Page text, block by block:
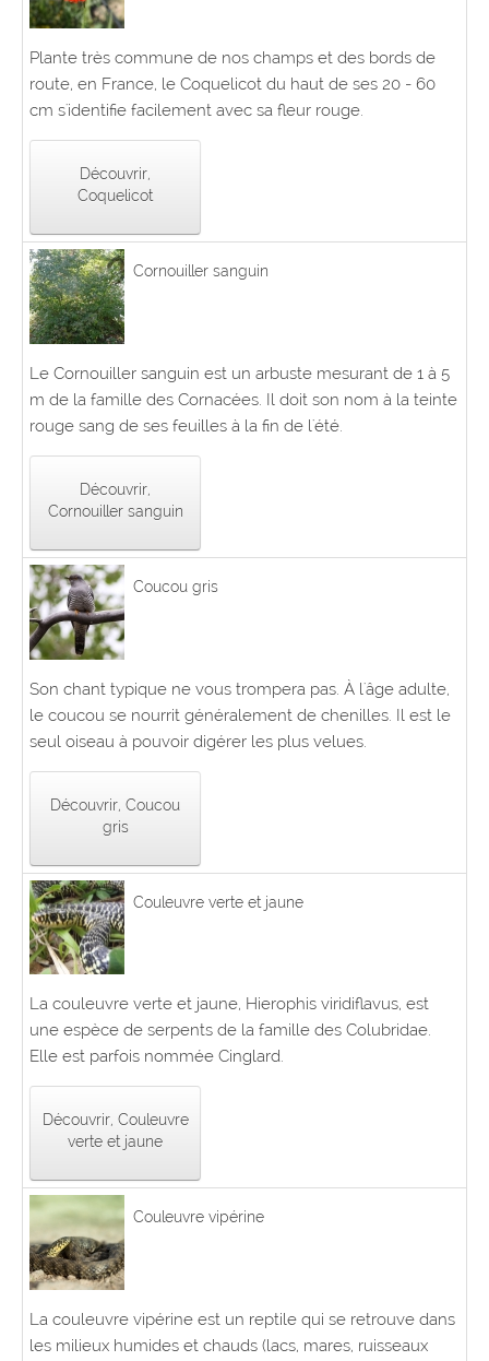
Plante très commune de nos champs et des bords de
route, en France, le Coquelicot du haut de ses 20 - 60
cm s'identifie facilement avec sa fleur rouge.
Découvrir,
Coquelicot
Cornouiller sanguin
Le Cornouiller sanguin est un arbuste mesurant de 1 à 5
m de la famille des Cornacées. Il doit son nom à la teinte
rouge sang de ses feuilles à la fin de l'été.
Découvrir,
Cornouiller sanguin
Coucou gris
Son chant typique ne vous trompera pas. À l'âge adulte,
le coucou se nourrit généralement de chenilles. Il est le
seul oiseau à pouvoir digérer les plus velues.
Découvrir, Coucou
gris
Couleuvre verte et jaune
La couleuvre verte et jaune, Hierophis viridiflavus, est
une espèce de serpents de la famille des Colubridae.
Elle est parfois nommée Cinglard.
Découvrir, Couleuvre
verte et jaune
Couleuvre vipérine
La couleuvre vipérine est un reptile qui se retrouve dans
les milieux humides et chauds (lacs, mares, ruisseaux